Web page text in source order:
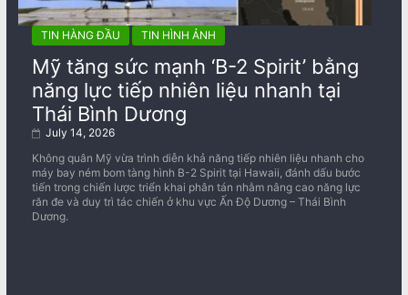
TIN HÀNG ĐẦU TIN HÌNH ẢNH
Mỹ tăng sức mạnh ‘B-2 Spirit’ bằng
năng lực tiếp nhiên liệu nhanh tại
Thái Bình Dương
July 14, 2026
Không quân Mỹ vừa trình diễn khả năng tiếp nhiên liệu nhanh cho
máy bay ném bom tàng hình B-2 Spirit tại Hawaii, đánh dấu bước
tiến trong chiến lược triển khai phân tán nhằm nâng cao năng lực
răn đe và duy trì tác chiến ở khu vực Ấn Độ Dương – Thái Bình
Dương.